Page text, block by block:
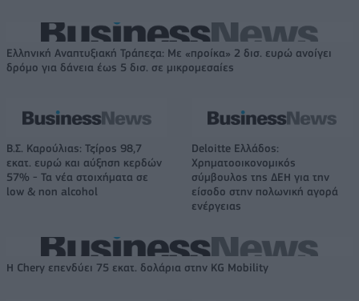
Ελληνική Αναπτυξιακή Τράπεζα: Με «προίκα» 2 δισ. ευρώ ανοίγει
δρόμο για δάνεια έως 5 δισ. σε μικρομεσαίες
Β.Σ. Καρούλιας: Τζίρος 98,7
εκατ. ευρώ και αύξηση κερδών
57% - Τα νέα στοιχήματα σε
low & non alcohol
Deloitte Ελλάδος:
Χρηματοοικονομικός
σύμβουλος της ΔΕΗ για την
είσοδο στην πολωνική αγορά
ενέργειας
Η Chery επενδύει 75 εκατ. δολάρια στην KG Mobility